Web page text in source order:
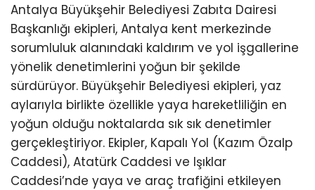
Antalya Büyükşehir Belediyesi Zabıta Dairesi
Başkanlığı ekipleri, Antalya kent merkezinde
sorumluluk alanındaki kaldırım ve yol işgallerine
yönelik denetimlerini yoğun bir şekilde
sürdürüyor. Büyükşehir Belediyesi ekipleri, yaz
aylarıyla birlikte özellikle yaya hareketliliğin en
yoğun olduğu noktalarda sık sık denetimler
gerçekleştiriyor. Ekipler, Kapalı Yol (Kazım Özalp
Caddesi), Atatürk Caddesi ve Işıklar
Caddesi’nde yaya ve araç trafiğini etkileyen